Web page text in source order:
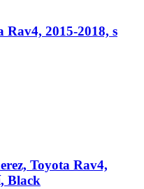
Rav4, 2015-2018, s
Toyota Rav4,
Black